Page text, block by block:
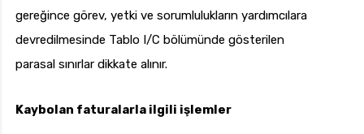
gereğince görev, yetki ve sorumlulukların yardımcılara
devredilmesinde Tablo I/C bölümünde gösterilen
parasal sınırlar dikkate alınır.
Kaybolan faturalarla ilgili işlemler